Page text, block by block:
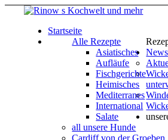
Startseite
Alle Rezepte
Asiatisches
Aufläufe
Fischgerichte
Heimisches
Mediterranes
International
Salate
News
all unsere Hunde
Cardiff von der Groeben